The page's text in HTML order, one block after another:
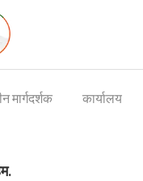
मार्गदर्शक
कार्यालय